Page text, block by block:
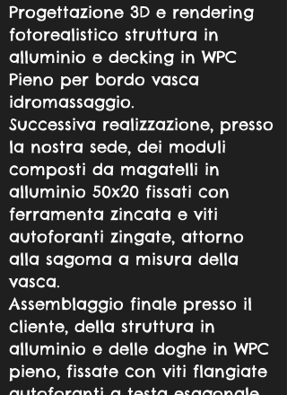
Progettazione 3D e rendering
fotorealistico struttura in
alluminio e decking in WPC
Pieno per bordo vasca
idromassaggio.
Successiva realizzazione, presso
la nostra sede, dei moduli
composti da magatelli in
alluminio 50x20 fissati con
ferramenta zincata e viti
autoforanti zingate, attorno
alla sagoma a misura della
vasca.
Assemblaggio finale presso il
cliente, della struttura in
alluminio e delle doghe in WPC
pieno, fissate con viti flangiate